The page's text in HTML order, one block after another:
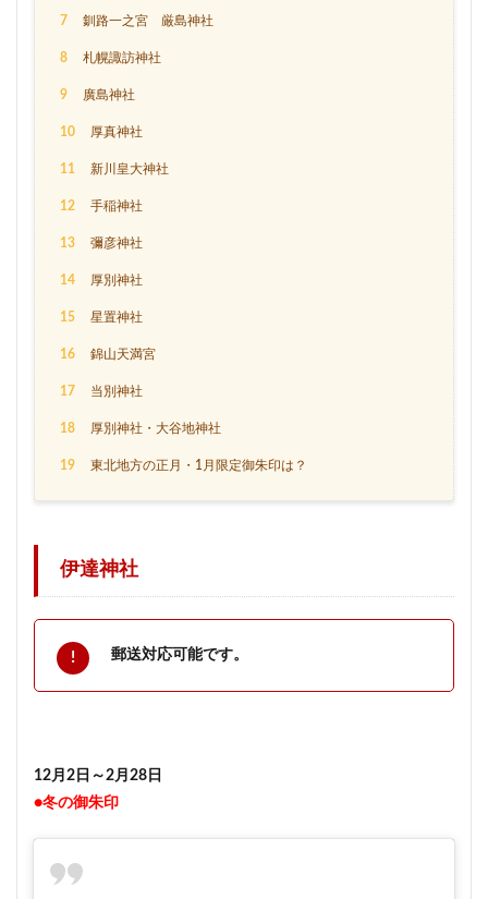
7 釧路一之宮 厳島神社
8 札幌諏訪神社
9 廣島神社
10 厚真神社
11 新川皇大神社
12 手稲神社
13 彌彦神社
14 厚別神社
15 星置神社
16 錦山天満宮
17 当別神社
18 厚別神社・大谷地神社
19 東北地方の正月・1月限定御朱印は？
伊達神社
郵送対応可能です。
12月2日～2月28日
●冬の御朱印